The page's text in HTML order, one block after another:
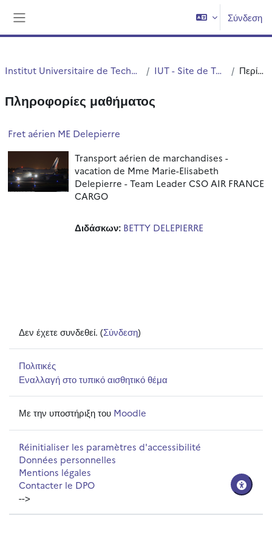
Σύνδεση
Institut Universitaire de Technologie (IUT) IUT - Site de Tourcoing Περίληψη
Πληροφορίες μαθήματος
Fret aérien ME Delepierre
Transport aérien de marchandises -
vacation de Mme Marie-Elisabeth
Delepierre - Team Leader CSO AIR FRANCE
CARGO
Διδάσκων: BETTY DELEPIERRE
Δεν έχετε συνδεθεί. (Σύνδεση)
Πολιτικές
Εναλλαγή στο τυπικό αισθητικό θέμα
Με την υποστήριξη του Moodle
Réinitialiser les paramètres d'accessibilité
Données personnelles
Mentions légales
Contacter le DPO
-->